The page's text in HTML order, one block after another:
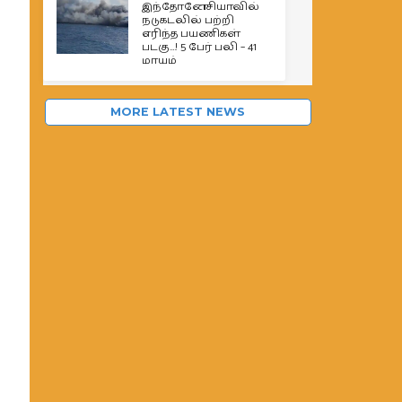
இந்தோனேசியாவில்
நடுகடலில் பற்றி
எரிந்த பயணிகள்
படகு…! 5 பேர் பலி – 41
மாயம்
MORE LATEST NEWS